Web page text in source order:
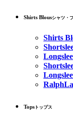
Shirts Blousシャツ・
Shirts
Tops トップス